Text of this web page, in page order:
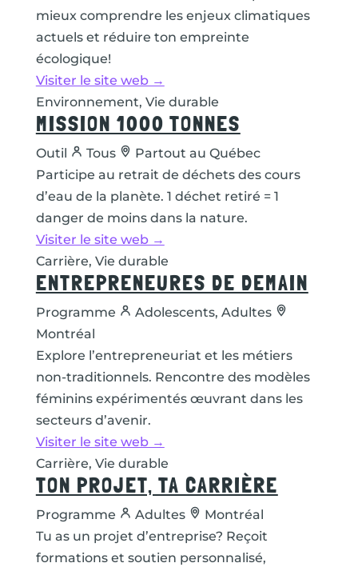
mieux comprendre les enjeux climatiques
actuels et réduire ton empreinte
écologique!
Visiter le site web →
Environnement, Vie durable
MISSION 1000 TONNES
Outil Tous
Partout au Québec
Participe au retrait de déchets des cours
d’eau de la planète. 1 déchet retiré = 1
danger de moins dans la nature.
Visiter le site web →
Carrière, Vie durable
ENTREPRENEURES DE DEMAIN
Programme
Adolescents, Adultes
Montréal
Explore l’entrepreneuriat et les métiers
non-traditionnels. Rencontre des modèles
féminins expérimentés œuvrant dans les
secteurs d’avenir.
Visiter le site web →
Carrière, Vie durable
TON PROJET, TA CARRIÈRE
Programme Adultes
Montréal
Tu as un projet d’entreprise? Reçoit
formations et soutien personnalisé,